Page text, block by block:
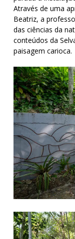
Através de uma
Beatriz, a
das ciências da
conteúdos da
paisagem carioca.